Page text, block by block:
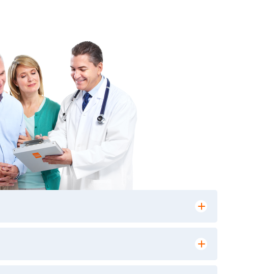
выполнения лабораторных исследований и